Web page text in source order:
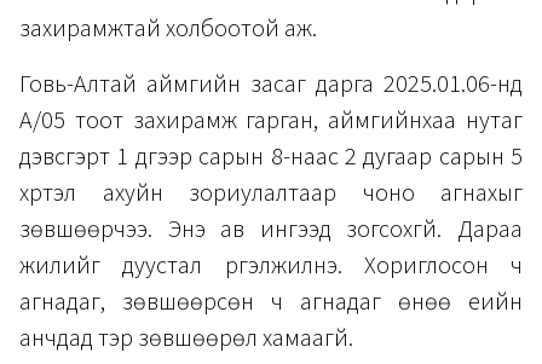
захирамжтай холбоотой аж.
Говь-Алтай аймгийн засаг дарга 2025.01.06-нд
А/05 тоот захирамж гарган, аймгийнхаа нутаг
дэвсгэрт 1 дүгээр сарын 8-наас 2 дугаар сарын 5
хүртэл ахуйн зориулалтаар чоно агнахыг
зөвшөөрчээ. Энэ ав ингээд зогсохгүй. Дараа
жилийг дуустал үргэлжилнэ. Хориглосон ч
агнадаг, зөвшөөрсөн ч агнадаг өнөө үеийн
анчдад тэр зөвшөөрөл хамаагүй.